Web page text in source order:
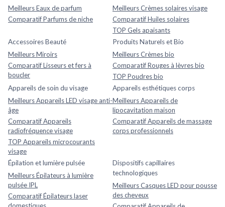
Meilleurs Eaux de parfum
Comparatif Parfums de niche
Meilleurs Crèmes solaires visage
Comparatif Huiles solaires
TOP Gels apaisants
Accessoires Beauté
Meilleurs Miroirs
Comparatif Lisseurs et fers à
boucler
Produits Naturels et Bio
Meilleurs Crèmes bio
Comparatif Rouges à lèvres bio
TOP Poudres bio
Appareils de soin du visage
Meilleurs Appareils LED visage anti-
âge
Comparatif Appareils
radiofréquence visage
TOP Appareils microcourants
visage
Appareils esthétiques corps
Meilleurs Appareils de
lipocavitation maison
Comparatif Appareils de massage
corps professionnels
Épilation et lumière pulsée
Meilleurs Épilateurs à lumière
pulsée IPL
Comparatif Épilateurs laser
domestiques
Dispositifs capillaires
technologiques
Meilleurs Casques LED pour pousse
des cheveux